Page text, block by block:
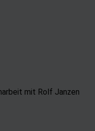
mit Rolf Janzen